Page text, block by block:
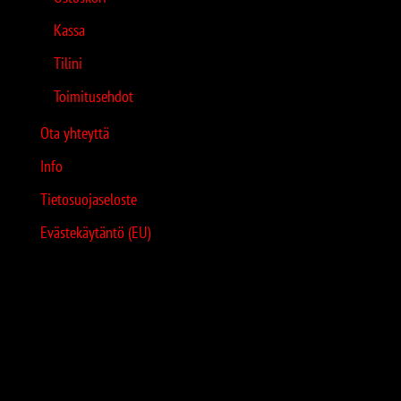
Kassa
Tilini
Toimitusehdot
Ota yhteyttä
Info
Tietosuojaseloste
Evästekäytäntö (EU)